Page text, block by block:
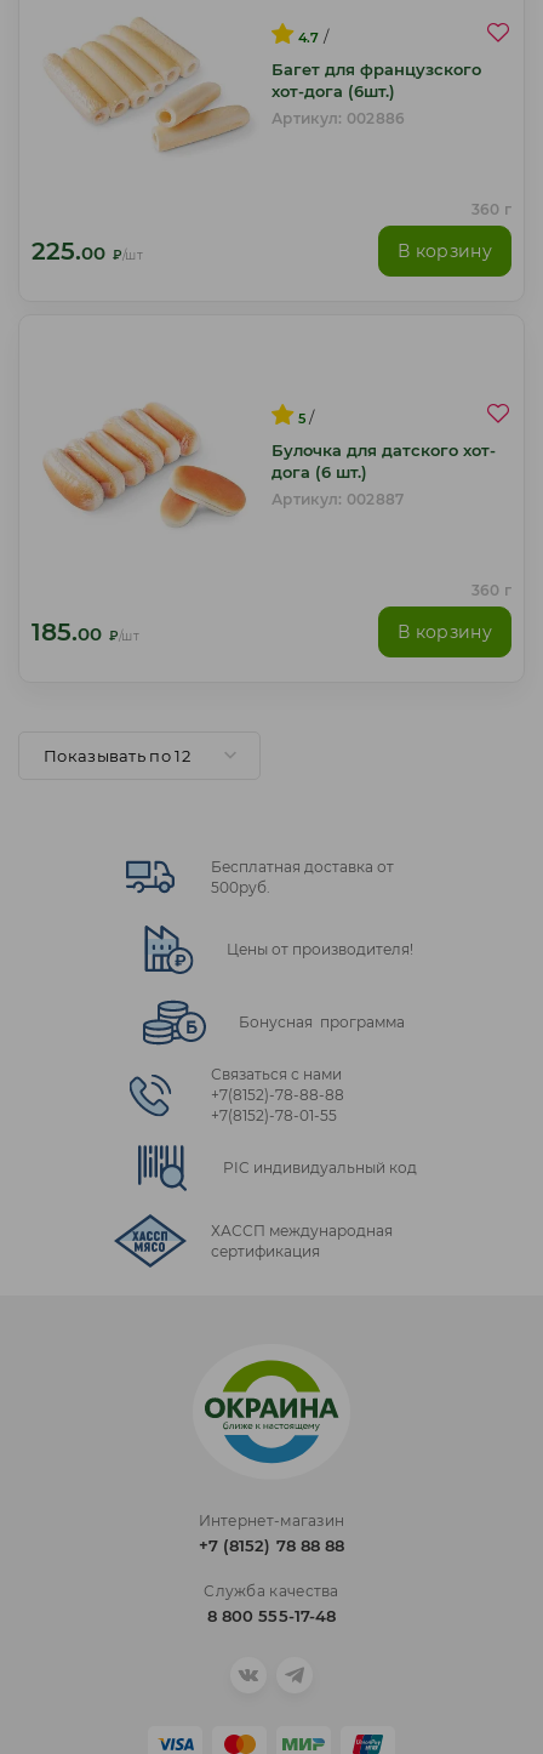
4.7 /
Багет для французского
хот-дога (6шт.)
Артикул: 002886
360 г
225.00 ₽/шт В корзину
5 /
Булочка для датского хот-
дога (6 шт.)
Артикул: 002887
360 г
185.00 ₽/шт В корзину
Показывать по 12
Бесплатная доставка от
500руб.
Цены от производителя!
Бонусная программа
Связаться с нами
+7(8152)‑78‑88‑88
+7(8152)‑78‑01‑55
PIC индивидуальный код
ХАССП международная
сертификация
Интернет-магазин
+7 (8152) 78 88 88
Служба качества
8 800 555-17-48